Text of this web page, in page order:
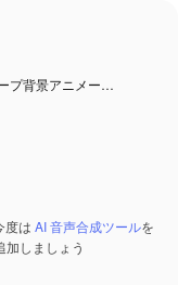
プ背景アニメー…
度は AI 音声合成ツールを
しましょう